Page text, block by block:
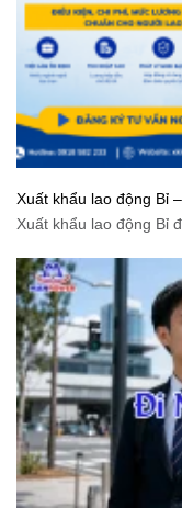
Xuất khẩu lao động Bỉ
trình chuẩn cho người
Xuất khẩu lao động Bỉ